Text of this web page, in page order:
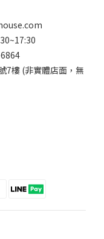
7樓 (非實體店面，無